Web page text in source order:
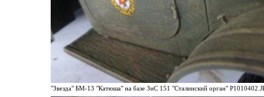
"Звезда" БМ-13 "Катюша" на базе ЗиС 151 "Сталинский орган"